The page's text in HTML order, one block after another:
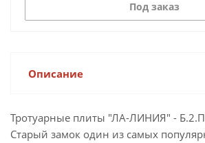
Под заказ
Описание
Тротуарные плиты "ЛА-ЛИНИЯ" -
Старый замок один из самых